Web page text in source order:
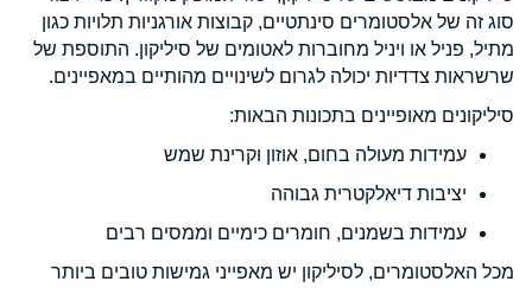
סוג זה של אלסטומרים סינתטיים, קבוצות אורגניות תלויות כגון
מתיל, פניל או ויניל מחוברות לאטומים של סיליקון. התוספת של
שרשראות צדדיות יכולה לגרום לשינויים מהותיים במאפיינים.
סיליקונים מאופיינים בתכונות הבאות:
עמידות מעולה בחום, אוזון וקרינת שמש
יציבות דיאלקטרית גבוהה
עמידות בשמנים, חומרים כימיים וממסים רבים
מכל האלסטומרים, לסיליקון יש מאפייני גמישות טובים ביותר